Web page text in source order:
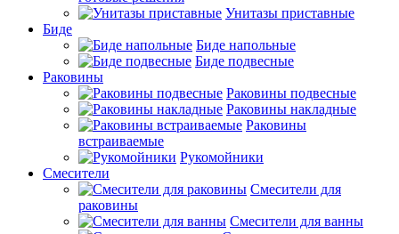
Унитазы приставные
Биде
Биде напольные
Биде подвесные
Раковины
Раковины подвесные
Раковины накладные
Раковины
встраиваемые
Рукомойники
Смесители
Смесители для
раковины
Смесители для ванны